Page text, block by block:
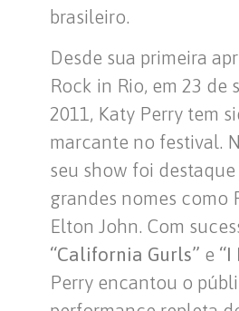
brasileiro.
Desde sua primeira
Rock in Rio, em 23 de
2011, Katy Perry tem
marcante no festival.
seu show foi
grandes nomes como
Elton John. Com
“California Gurls” e “I
Perry encantou o